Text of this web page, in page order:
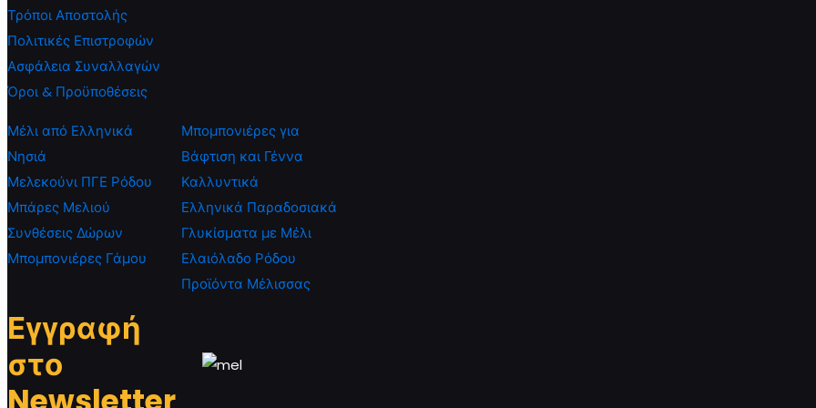
Τρόποι Αποστολής
Πολιτικές Επιστροφών
Ασφάλεια Συναλλαγών
Όροι & Προϋποθέσεις
Μέλι από Ελληνικά
Νησιά
Μελεκούνι ΠΓΕ Ρόδου
Μπάρες Μελιού
Συνθέσεις Δώρων
Μπομπονιέρες Γάμου
Μπομπονιέρες για
Βάφτιση και Γέννα
Καλλυντικά
Ελληνικά Παραδοσιακά
Γλυκίσματα με Μέλι
Ελαιόλαδο Ρόδου
Προϊόντα Μέλισσας
Εγγραφή
στο